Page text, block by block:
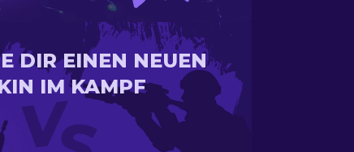
DIR EINEN NEUEN
IM KAMPF